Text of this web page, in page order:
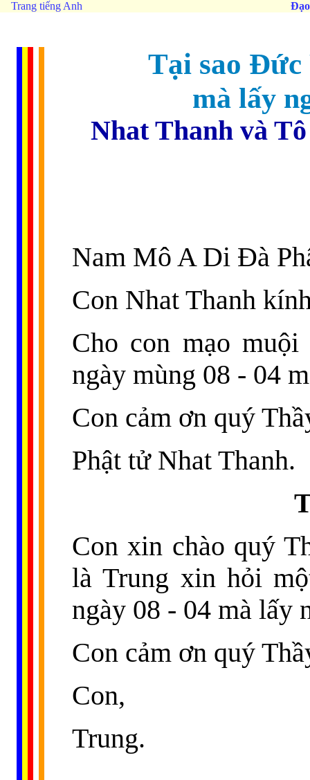
Trang tiếng Anh
Tại sao Đức
mà lấy
Nhat Thanh và
Nam Mô A Di Đà
Con Nhat Thanh
Cho con mạo
ngày mùng 08 - 04
Con cảm ơn quý
Phật tử Nhat Thanh.
Con xin chào quý
là Trung xin hỏi
ngày 08 - 04 mà lấy
Con cảm ơn quý
Con,
Trung.